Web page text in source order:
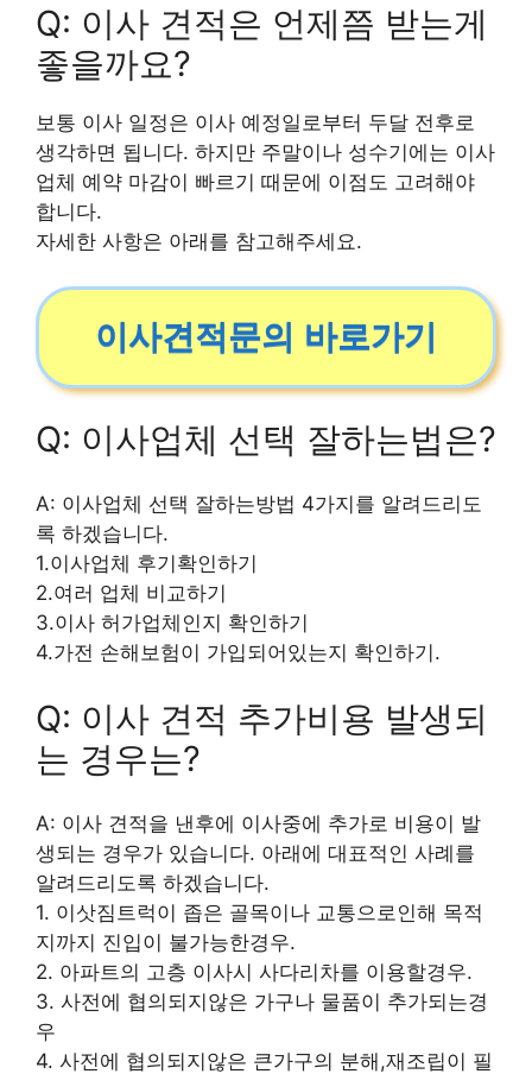
Q: 이사 견적은 언제쯤 받는게
좋을까요?
보통 이사 일정은 이사 예정일로부터 두달 전후로
생각하면 됩니다. 하지만 주말이나 성수기에는 이사
업체 예약 마감이 빠르기 때문에 이점도 고려해야
합니다.
자세한 사항은 아래를 참고해주세요.
이사견적문의 바로가기
Q: 이사업체 선택 잘하는법은?
A: 이사업체 선택 잘하는방법 4가지를 알려드리도
록 하겠습니다.
1.이사업체 후기확인하기
2.여러 업체 비교하기
3.이사 허가업체인지 확인하기
4.가전 손해보험이 가입되어있는지 확인하기.
Q: 이사 견적 추가비용 발생되
는 경우는?
A: 이사 견적을 낸후에 이사중에 추가로 비용이 발
생되는 경우가 있습니다. 아래에 대표적인 사례를
알려드리도록 하겠습니다.
1. 이삿짐트럭이 좁은 골목이나 교통으로인해 목적
지까지 진입이 불가능한경우.
2. 아파트의 고층 이사시 사다리차를 이용할경우.
3. 사전에 협의되지않은 가구나 물품이 추가되는경
우
4. 사전에 협의되지않은 큰가구의 분해,재조립이 필